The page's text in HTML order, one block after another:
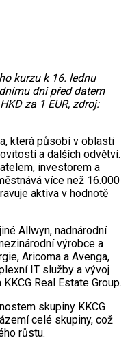
kurzu k 16. lednu
dni před datem
za 1 EUR, zdroj:
která působí v oblasti
a dalších odvětví.
investorem a
více než 16.000
aktiva v hodnotě
Allwyn, nadnárodní
výrobce a
Aricoma a Avenga,
IT služby a vývoj
Real Estate Group.
skupiny KKCG
celé skupiny, což
růstu.